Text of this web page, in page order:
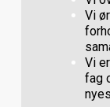
Vi
Vi
fag